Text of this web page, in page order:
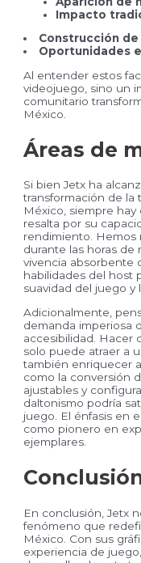
Impacto
Construcción de
Oportunidades
Al entender estos
videojuego, sino un
comunitario
México.
Áreas de
Si bien Jetx ha
transformación de la
México, siempre
resalta por su
rendimiento. Hemos
durante las horas de
vivencia absorbente
habilidades del host
suavidad del juego
Adicionalmente,
demanda imperiosa
accesibilidad. Hacer
solo puede atraer a
también enriquecer
como la conversión
ajustables y
daltonismo podría
juego. El énfasis en
como pionero en
ejemplares.
En conclusión, Jetx
fenómeno que
México. Con sus
experiencia de